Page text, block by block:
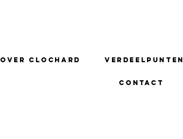
Over Clochard Verdeelpunten
Contact